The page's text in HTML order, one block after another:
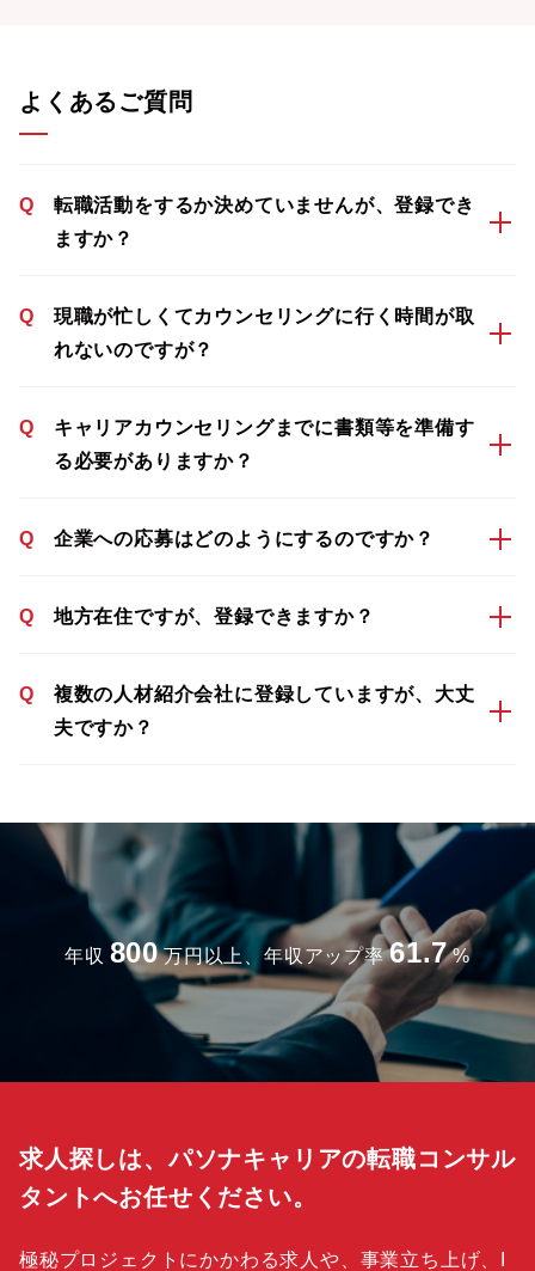
よくあるご質問
Q
転職活動をするか決めていませんが、登録でき
ますか？
Q
現職が忙しくてカウンセリングに行く時間が取
れないのですが？
Q
キャリアカウンセリングまでに書類等を準備す
る必要がありますか？
Q 企業への応募はどのようにするのですか？
Q 地方在住ですが、登録できますか？
Q
複数の人材紹介会社に登録していますが、大丈
夫ですか？
年収 800 万円以上、年収アップ率 61.7 %
求人探しは、パソナキャリアの転職コンサル
タントへお任せください。
極秘プロジェクトにかかわる求人や、事業立ち上げ、I